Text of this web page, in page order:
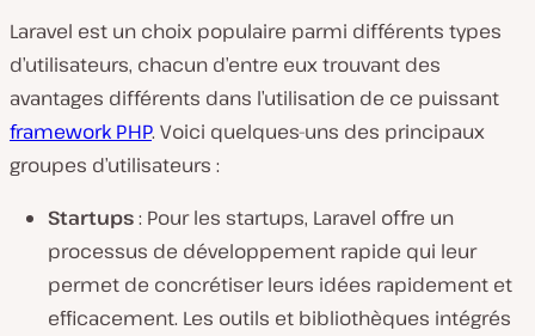
Laravel est un choix populaire parmi différents types
d’utilisateurs, chacun d’entre eux trouvant des
avantages différents dans l’utilisation de ce puissant
framework PHP. Voici quelques-uns des principaux
groupes d’utilisateurs :
Startups: Pour les startups, Laravel offre un
processus de développement rapide qui leur
permet de concrétiser leurs idées rapidement et
efficacement. Les outils et bibliothèques intégrés